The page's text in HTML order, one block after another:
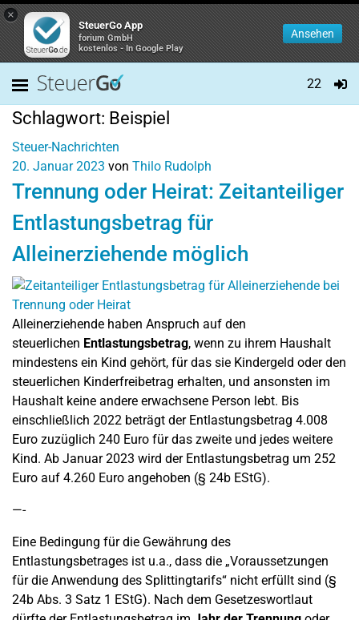
×
SteuerGo App
forium GmbH
kostenlos - In Google Play
Ansehen
22
Schlagwort: Beispiel
Steuer-Nachrichten
20. Januar 2023 von Thilo Rudolph
Trennung oder Heirat: Zeitanteiliger
Entlastungsbetrag für
Alleinerziehende möglich
Alleinerziehende haben Anspruch auf den
steuerlichen Entlastungsbetrag, wenn zu ihrem Haushalt
mindestens ein Kind gehört, für das sie Kindergeld oder den
steuerlichen Kinderfreibetrag erhalten, und ansonsten im
Haushalt keine andere erwachsene Person lebt. Bis
einschließlich 2022 beträgt der Entlastungsbetrag 4.008
Euro zuzüglich 240 Euro für das zweite und jedes weitere
Kind. Ab Januar 2023 wird der Entlastungsbetrag um 252
Euro auf 4.260 Euro angehoben (§ 24b EStG).
—-
Eine Bedingung für die Gewährung des
Entlastungsbetrages ist u.a., dass die „Voraussetzungen
für die Anwendung des Splittingtarifs“ nicht erfüllt sind (§
24b Abs. 3 Satz 1 EStG). Nach dem Gesetzeswortlaut